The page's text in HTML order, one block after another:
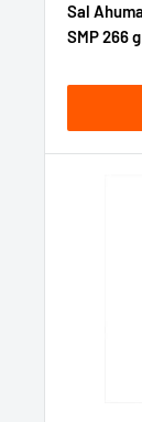
venta
Sal
SMP 266 g